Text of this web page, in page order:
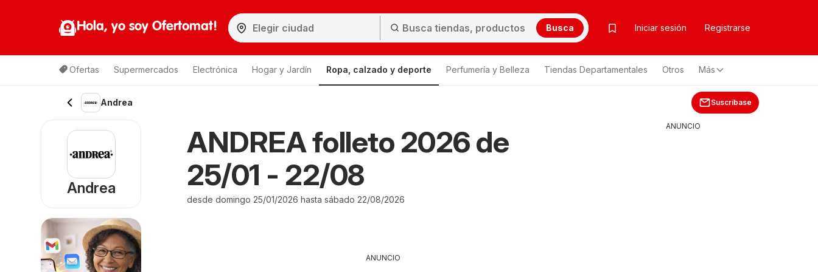
Hola, yo soy Ofertomat! Busca Iniciar sesión Registrarse
Ofertas Supermercados Electrónica Hogar y Jardín Ropa, calzado y deporte Perfumería y Belleza Tiendas Departamentales Otros Más
Andrea Suscríbase
ANDREA folleto 2026 de
25/01 - 22/08
desde domingo 25/01/2026 hasta sábado 22/08/2026
ANUNCIO
Andrea
ANUNCIO